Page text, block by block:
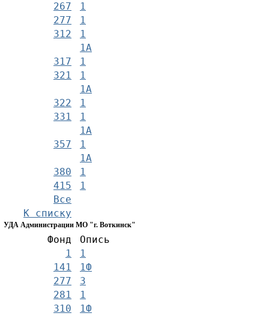
267
1
277
1
312
1
1А
317
1
321
1
1А
322
1
331
1
1А
357
1
1А
380
1
415
1
Все
К списку
УДА Администрации МО "г. Воткинск"
Фонд
Опись
1
1
141
1Ф
277
3
281
1
310
1Ф